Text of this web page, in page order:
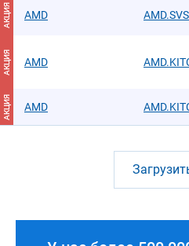
АКЦИЯ AMD
АКЦИЯ AMD
АКЦИЯ AMD